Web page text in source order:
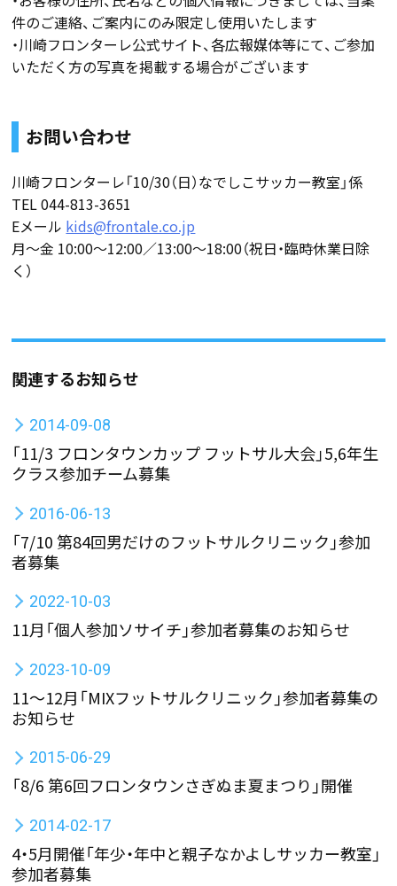
件のご連絡、ご案内にのみ限定し使用いたします
・川崎フロンターレ公式サイト、各広報媒体等にて、ご参加
いただく方の写真を掲載する場合がございます
お問い合わせ
川崎フロンターレ「10/30（日）なでしこサッカー教室」係
TEL 044-813-3651
Eメール kids@frontale.co.jp
月～金 10:00～12:00／13:00～18:00（祝日・臨時休業日除
く）
関連するお知らせ
2014-09-08
「11/3 フロンタウンカップ フットサル大会」5,6年生
クラス参加チーム募集
2016-06-13
「7/10 第84回男だけのフットサルクリニック」参加
者募集
2022-10-03
11月「個人参加ソサイチ」参加者募集のお知らせ
2023-10-09
11～12月「MIXフットサルクリニック」参加者募集の
お知らせ
2015-06-29
「8/6 第6回フロンタウンさぎぬま夏まつり」開催
2014-02-17
4・5月開催「年少・年中と親子なかよしサッカー教室」
参加者募集